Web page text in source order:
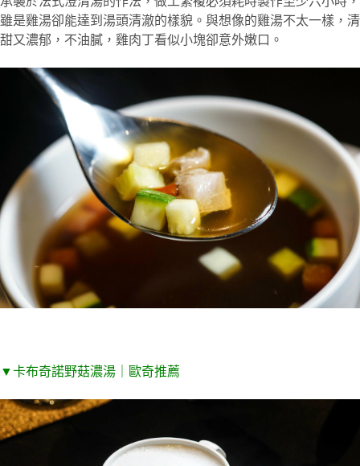
雖是雞湯卻能達到湯頭清澈的樣貌。與想像的雞湯不太一樣，清
甜又濃郁，不油膩，雞肉丁看似小塊卻意外嫩口。
▼卡布奇諾野菇濃湯｜歐奇推薦